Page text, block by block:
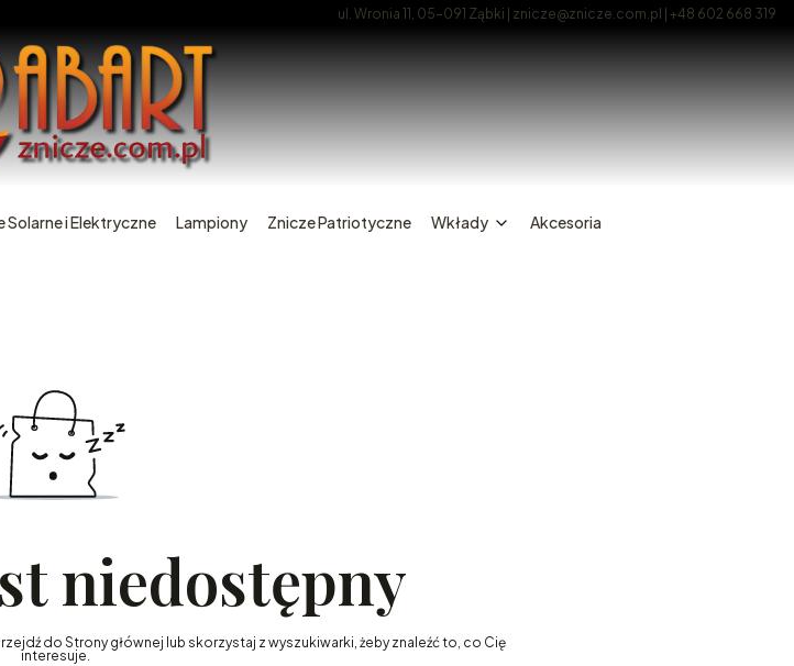
ul. Wronia 11, 05-091 Ząbki | znicze@znicze.com.pl | +48 602 668 319
Solarne i Elektryczne Lampiony Znicze Patriotyczne Wkłady Akcesoria
niedostępny
do Strony głównej lub skorzystaj z wyszukiwarki, żeby znaleźć to, co Cię
interesuje.